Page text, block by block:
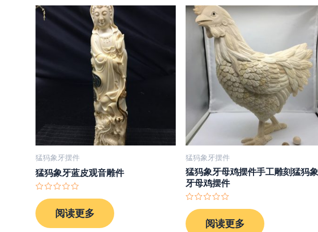
猛犸象牙摆件
猛犸象牙蓝皮观音雕件
分
0
&sol;
阅读更多
猛犸象牙摆件
猛犸象牙母鸡摆件手工雕刻猛犸象
牙母鸡摆件
分
0
&sol;
阅读更多